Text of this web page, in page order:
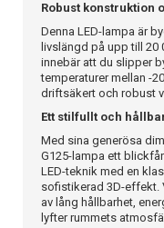
Robust konstruktion
Denna LED-lampa är
livslängd på upp till 20
innebär att du slipper
temperaturer mellan -
driftsäkert och robust
Ett stilfullt och
Med sina generösa
G125-lampa ett
LED-teknik med en
sofistikerad 3D-effekt.
av lång hållbarhet,
lyfter rummets